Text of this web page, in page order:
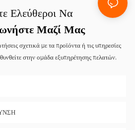
Ελεύθεροι Να
Μαζί Μας
σχετικά με τα προϊόντα ή τις υπηρεσίες
στην ομάδα εξυπηρέτησης πελατών.